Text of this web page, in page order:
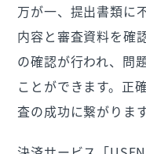
万が一、提出書類に
内容と審査資料を確
の確認が行われ、問
ことができます。正
査の成功に繋がります